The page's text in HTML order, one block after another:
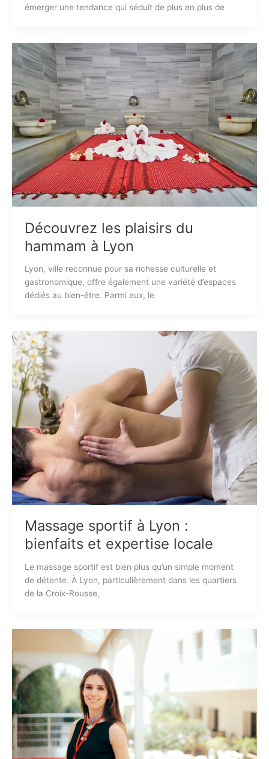
émerger une tendance qui séduit de plus en plus de
Découvrez les plaisirs du
hammam à Lyon
Lyon, ville reconnue pour sa richesse culturelle et
gastronomique, offre également une variété d’espaces
dédiés au bien-être. Parmi eux, le
Massage sportif à Lyon :
bienfaits et expertise locale
Le massage sportif est bien plus qu’un simple moment
de détente. À Lyon, particulièrement dans les quartiers
de la Croix-Rousse,